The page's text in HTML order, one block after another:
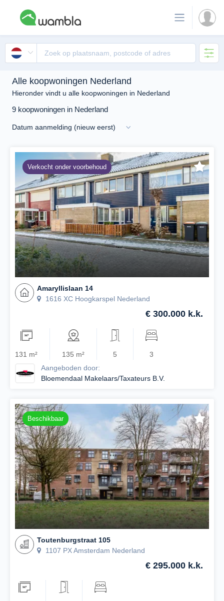
Alle koopwoningen Nederland
Hieronder vindt u alle koopwoningen in Nederland
9 koopwoningen in Nederland
Verkocht onder voorbehoud
Amaryllislaan 14
1616 XC Hoogkarspel Nederland
€ 300.000 k.k.
131 m² 135 m² 5
3
Aangeboden door:
Bloemendaal Makelaars/Taxateurs B.V.
Beschikbaar
Toutenburgstraat 105
1107 PX Amsterdam Nederland
€ 295.000 k.k.